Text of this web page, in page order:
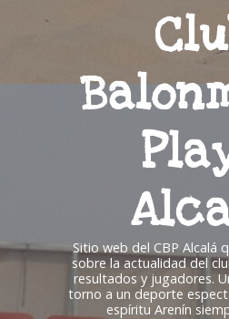
Sitio web del CBP Alcalá
sobre la actualidad del
resultados y jugadores.
torno a un deporte
espíritu Arenín